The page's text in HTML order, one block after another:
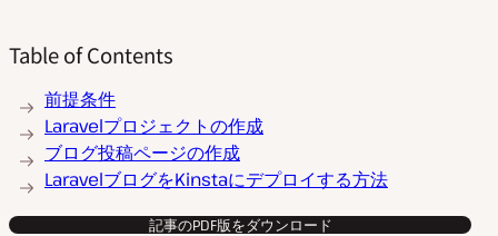
Table of Contents
前提条件
Laravelプロジェクトの作成
ブログ投稿ページの作成
LaravelブログをKinstaにデプロイする方法
記事のPDF版をダウンロード